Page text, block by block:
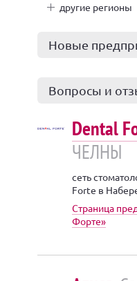
другие регионы
Новые
Вопросы и
Dental
ЧЕЛНЫ
сеть
Forte в
Страница
Форте»